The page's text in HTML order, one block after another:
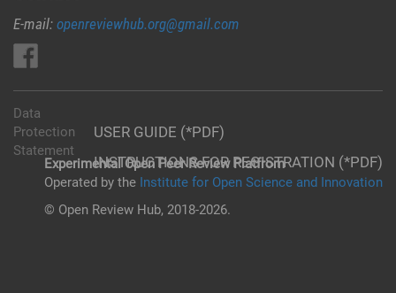
E-mail: openreviewhub.org@gmail.com
USER GUIDE (*PDF)
INSTRUCTIONS FOR REGISTRATION (*PDF)
Data
Protection
Statement
Experimental Open Peer Review Platfrom
Operated by the Institute for Open Science and Innovation
© Open Review Hub, 2018-2026.